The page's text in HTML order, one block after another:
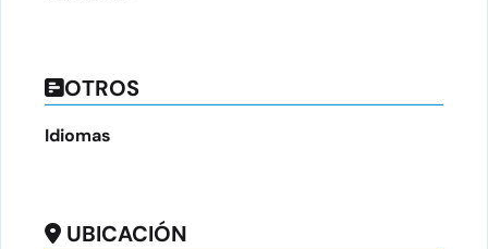
OTROS
Idiomas
UBICACIÓN